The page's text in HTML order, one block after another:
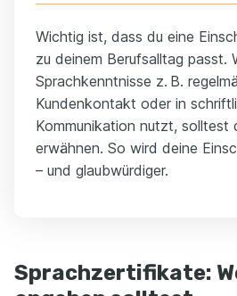
Wichtig ist, dass du eine
zu deinem Berufsalltag passt.
Sprachkenntnisse z. B.
Kundenkontakt oder in
Kommunikation nutzt, solltest
erwähnen. So wird deine
– und glaubwürdiger.
Sprachzertifikate: